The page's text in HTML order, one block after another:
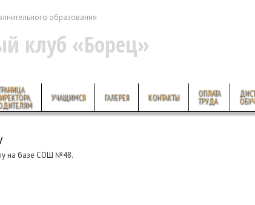
образования
клуб «Борец»
УЧАЩИМСЯ ГАЛЕРЕЯ КОНТАКТЫ ОПЛАТА
ТРУДА
на базе СОШ №48.